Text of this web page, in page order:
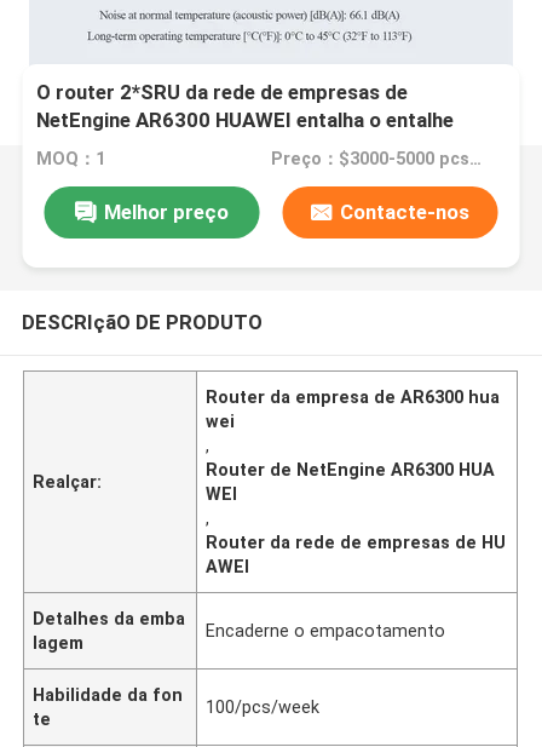
O router 2*SRU da rede de empresas de
NetEngine AR6300 HUAWEI entalha o entalhe
4*SIC
MOQ：1 Preço：$3000-5000 pcs Negotiable
Melhor preço Contacte-nos
DESCRIçãO DE PRODUTO
Realçar:
Router da empresa de AR6300 hua
wei
,
Router de NetEngine AR6300 HUA
WEI
,
Router da rede de empresas de HU
AWEI
Detalhes da emba
lagem
Encaderne o empacotamento
Habilidade da fon
te
100/pcs/week